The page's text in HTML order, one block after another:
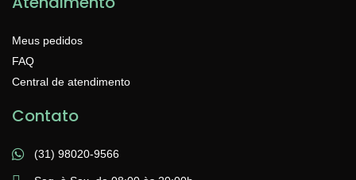
Meus pedidos
FAQ
Central de atendimento
Contato
(31) 98020-9566